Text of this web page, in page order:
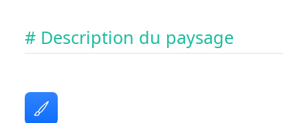
# Description du paysage